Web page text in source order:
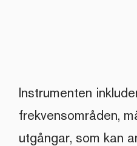
Instrumenten
frekvensområden,
utgångar, som kan